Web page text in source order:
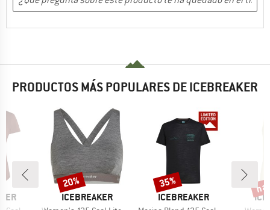
PRODUCTOS MÁS POPULARES DE ICEBREAKER
MARCA
ICEBREAKER
Descuento
20%
MARCA
ICEBREAKER
Descuento
35%